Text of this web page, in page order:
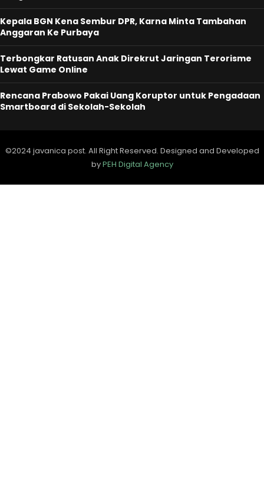
Kepala BGN Kena Sembur DPR, Karna Minta Tambahan
Anggaran Ke Purbaya
Terbongkar Ratusan Anak Direkrut Jaringan Terorisme
Lewat Game Online
Rencana Prabowo Pakai Uang Koruptor untuk Pengadaan
Smartboard di Sekolah-Sekolah
©2024 javanica post. All Right Reserved. Designed and Developed
byPEH Digital Agency